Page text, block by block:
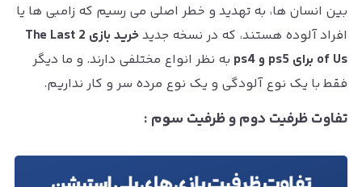
بین انسان ها، به تهدید و خطر اصلی می رسیم که زامبی ها یا
افراد آلوده هستند، که در نسخه جدید
خرید بازی 2 The Last
of Us برای ps5 و ps4
به نظر انواع مختلفی دارند. و ما دیگر
فقط با یک نوع آلودگی و یک نوع مرده سر و کار نداریم.
تفاوت ظرفیت دوم و ظرفیت سوم :